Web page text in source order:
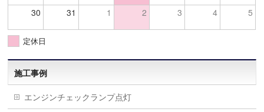
30 31 1 2 3 4 5
定休日
施工事例
エンジンチェックランプ点灯